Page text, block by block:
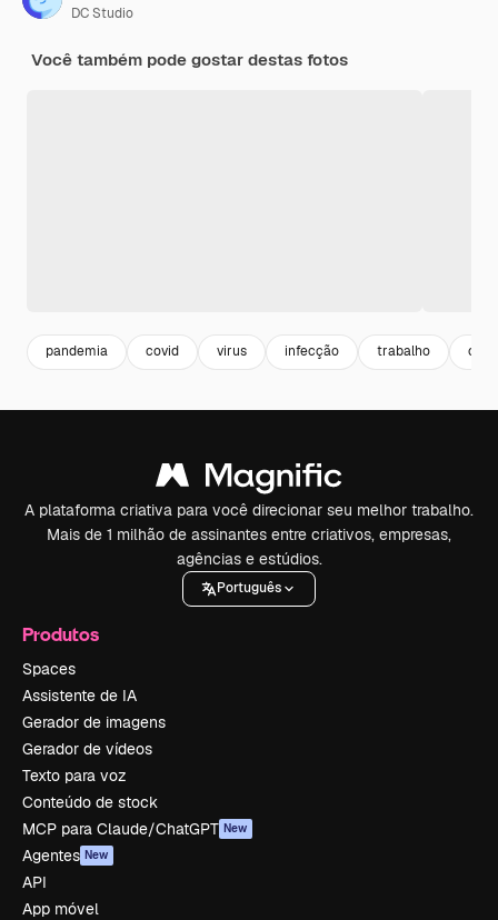
DC Studio
Você também pode gostar destas fotos
pandemia covid virus infecção trabalho
A plataforma criativa para você direcionar seu melhor trabalho.
Mais de 1 milhão de assinantes entre criativos, empresas,
agências e estúdios.
Português
Produtos
Spaces
Assistente de IA
Gerador de imagens
Gerador de vídeos
Texto para voz
Conteúdo de stock
MCP para Claude/ChatGPT New
Agentes New
API
App móvel